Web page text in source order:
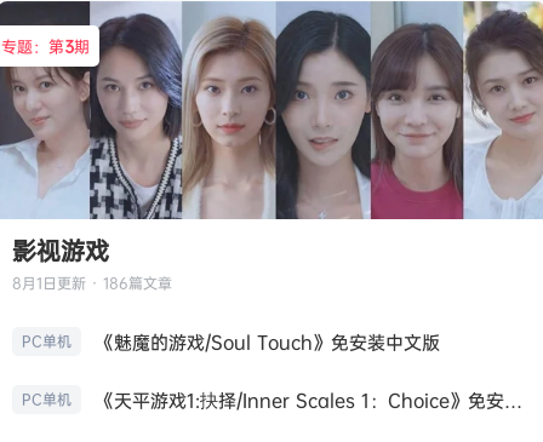
专题：第3期
影视游戏
8月1日更新 · 186篇文章
PC单机 《魅魔的游戏/Soul Touch》免安装中文版
PC单机 《天平游戏1:抉择/Inner Scales 1：Choice》免安装中文版